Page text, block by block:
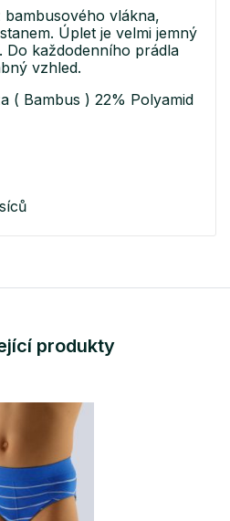
vlákna,
Úplet je velmi jemný
Do každodenního prádla
vzhled.
( Bambus ) 22% Polyamid
produkty